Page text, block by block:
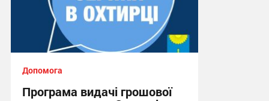
Допомога
Програма видачі грошової